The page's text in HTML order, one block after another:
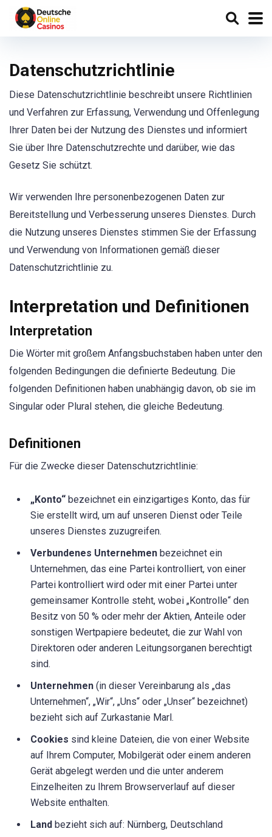
Datenschutzrichtlinie
Diese Datenschutzrichtlinie beschreibt unsere Richtlinien
und Verfahren zur Erfassung, Verwendung und Offenlegung
Ihrer Daten bei der Nutzung des Dienstes und informiert
Sie über Ihre Datenschutzrechte und darüber, wie das
Gesetz Sie schützt.
Wir verwenden Ihre personenbezogenen Daten zur
Bereitstellung und Verbesserung unseres Dienstes. Durch
die Nutzung unseres Dienstes stimmen Sie der Erfassung
und Verwendung von Informationen gemäß dieser
Datenschutzrichtlinie zu.
Interpretation und Definitionen
Interpretation
Die Wörter mit großem Anfangsbuchstaben haben unter den
folgenden Bedingungen die definierte Bedeutung. Die
folgenden Definitionen haben unabhängig davon, ob sie im
Singular oder Plural stehen, die gleiche Bedeutung.
Definitionen
Für die Zwecke dieser Datenschutzrichtlinie:
„Konto“ bezeichnet ein einzigartiges Konto, das für
Sie erstellt wird, um auf unseren Dienst oder Teile
unseres Dienstes zuzugreifen.
Verbundenes Unternehmen bezeichnet ein
Unternehmen, das eine Partei kontrolliert, von einer
Partei kontrolliert wird oder mit einer Partei unter
gemeinsamer Kontrolle steht, wobei „Kontrolle“ den
Besitz von 50 % oder mehr der Aktien, Anteile oder
sonstigen Wertpapiere bedeutet, die zur Wahl von
Direktoren oder anderen Leitungsorganen berechtigt
sind.
Unternehmen (in dieser Vereinbarung als „das
Unternehmen“, „Wir“, „Uns“ oder „Unser“ bezeichnet)
bezieht sich auf Zurkastanie Marl.
Cookies sind kleine Dateien, die von einer Website
auf Ihrem Computer, Mobilgerät oder einem anderen
Gerät abgelegt werden und die unter anderem
Einzelheiten zu Ihrem Browserverlauf auf dieser
Website enthalten.
Land bezieht sich auf: Nürnberg, Deutschland